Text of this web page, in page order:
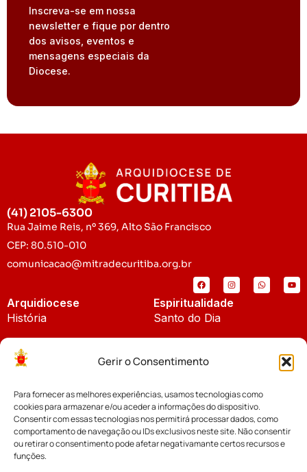
Gerir o Consentimento
Para fornecer as melhores experiências, usamos tecnologias como
cookies para armazenar e/ou aceder a informações do dispositivo.
Consentir com essas tecnologias nos permitirá processar dados, como
comportamento de navegação ou IDs exclusivos neste site. Não consentir
ou retirar o consentimento pode afetar negativamante certos recursos e
funções.
Inscreva-se em nossa
newsletter e fique por dentro
dos avisos, eventos e
mensagens especiais da
Diocese.
(41) 2105-6300
Rua Jaime Reis, nº 369, Alto São Francisco
CEP: 80.510-010
comunicacao@mitradecuritiba.org.br
Arquidiocese
História
Padroeira
Espiritualidade
Santo do Dia
Notícias
Notícias da Arquidiocese
Notícias Cáritas
Cúria Diocesana
Fundo Diocesano